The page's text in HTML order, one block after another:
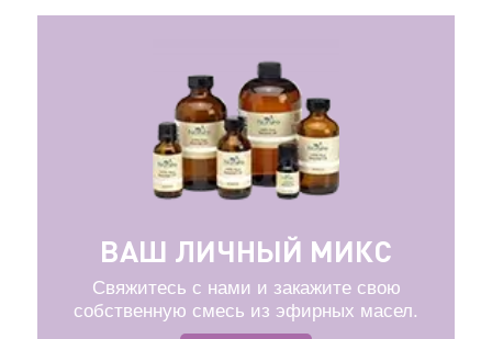
ВАШ ЛИЧНЫЙ МИКС
Свяжитесь с нами и закажите свою
собственную смесь из эфирных масел.